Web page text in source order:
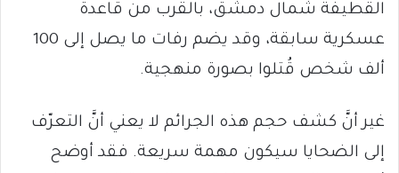
القطيفة شمال دمشق، بالقرب من قاعدة
عسكرية سابقة، وقد يضم رفات ما يصل إلى 100
ألف شخص قُتلوا بصورة منهجية.
غير أنَّ كشف حجم هذه الجرائم لا يعني أنَّ التعرّف
إلى الضحايا سيكون مهمة سريعة. فقد أوضح